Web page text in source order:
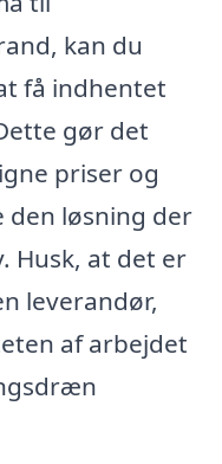
kan du
få indhentet
gør det
priser og
den løsning der
Husk, at det er
leverandør,
af arbejdet